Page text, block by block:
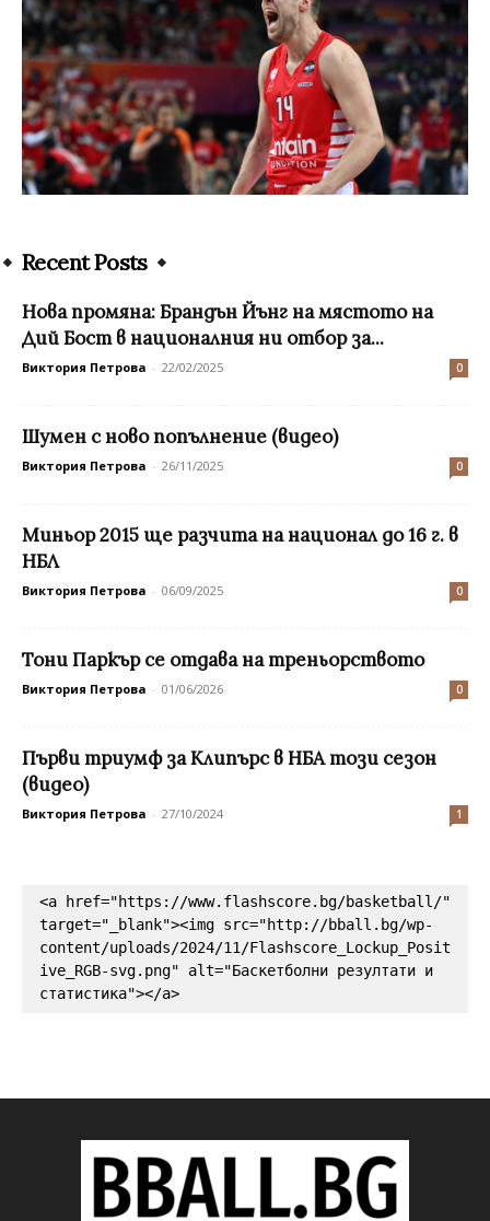
Recent Posts
Нова промяна: Брандън Йънг на мястото на
Дий Бост в националния ни отбор за...
Виктория Петрова - 22/02/2025 0
Шумен с ново попълнение (видео)
Виктория Петрова - 26/11/2025 0
Миньор 2015 ще разчита на национал до 16 г. в
НБЛ
Виктория Петрова - 06/09/2025 0
Тони Паркър се отдава на треньорството
Виктория Петрова - 01/06/2026 0
Първи триумф за Клипърс в НБА този сезон
(видео)
Виктория Петрова - 27/10/2024 1
<a href="https://www.flashscore.bg/basketball/"
target="_blank"><img src="http://bball.bg/wp-
content/uploads/2024/11/Flashscore_Lockup_Posit
ive_RGB-svg.png" alt="Баскетболни резултати и
статистика"></a>